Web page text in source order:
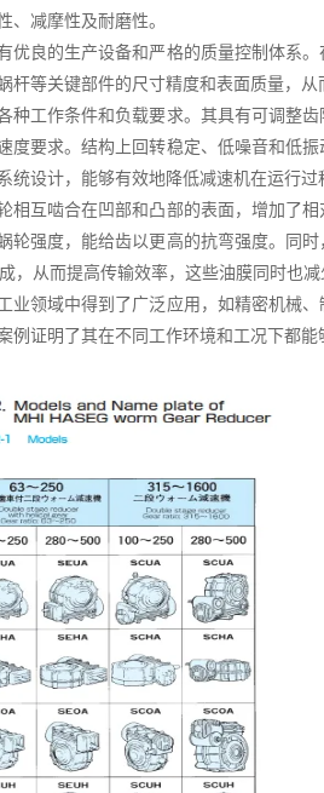
、减摩性及耐磨性。
优良的生产设备和严格的质量控制体系
等关键部件的尺寸精度和表面质量，从
种工作条件和负载要求。其具有可调整
度要求。结构上回转稳定、低噪音和低
设计，能够有效地降低减速机在运行过
相互啮合在凹部和凸部的表面，增加了
轮强度，能给齿以更高的抗弯强度。同
，从而提高传输效率，这些油膜同时也减
业领域中得到了广泛应用，如精密机械
证明了其在不同工作环境和工况下都能